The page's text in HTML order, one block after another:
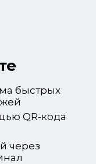
быстрых
QR-кода
через